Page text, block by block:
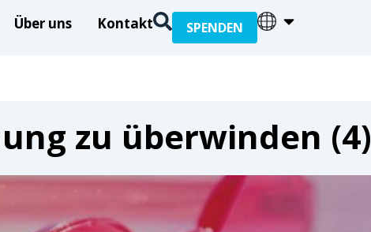
Über uns Kontakt SPENDEN
zu überwinden (4)